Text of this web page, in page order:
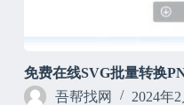
免费在线SVG批量转换
吾帮找网
2024年2